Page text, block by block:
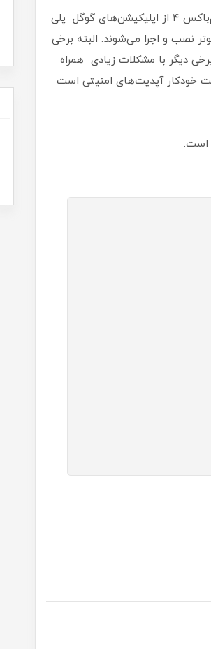
مانند دیگر کامپیوترهایی که با سیستم‌عامل کروم راهی بازار شده‌اند، کروم‌باکس ۴ از اپلیکیشن‌های گوگل پلی
نصب و اجرا می‌شوند. البته برخی
دیگر با مشکلات زیادی همراه
خودکار آپدیت‌های امنیتی است